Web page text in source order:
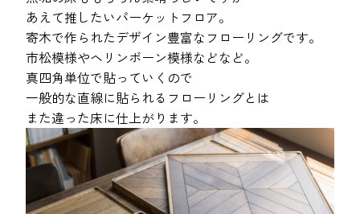
無垢の床ももちろん素晴らしいですが
あえて推したいパーケットフロア。
寄木で作られたデザイン豊富なフローリングです。
市松模様やヘリンボーン模様などなど。
真四角単位で貼っていくので
一般的な直線に貼られるフローリングとは
また違った床に仕上がります。